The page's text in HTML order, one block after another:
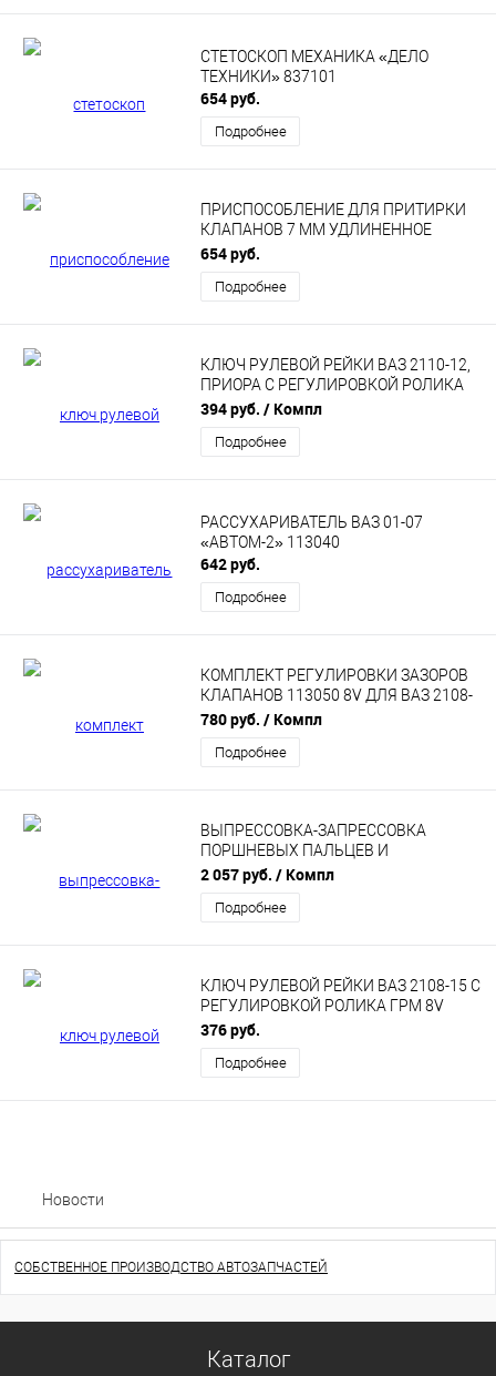
СТЕТОСКОП МЕХАНИКА «ДЕЛО
ТЕХНИКИ» 837101
654 руб.
Подробнее
ПРИСПОСОБЛЕНИЕ ДЛЯ ПРИТИРКИ
КЛАПАНОВ 7 ММ УДЛИНЕННОЕ
«АВТОМ-2» 113156
654 руб.
Подробнее
КЛЮЧ РУЛЕВОЙ РЕЙКИ ВАЗ 2110-12,
ПРИОРА С РЕГУЛИРОВКОЙ РОЛИКА
ГРМ 16V Р3013
394 руб. / Компл
Подробнее
РАССУХАРИВАТЕЛЬ ВАЗ 01-07
«АВТОМ-2» 113040
642 руб.
Подробнее
КОМПЛЕКТ РЕГУЛИРОВКИ ЗАЗОРОВ
КЛАПАНОВ 113050 8V ДЛЯ ВАЗ 2108-
15, 2110-12, ЛАДА КАЛИНА
780 руб. / Компл
Подробнее
ВЫПРЕССОВКА-ЗАПРЕССОВКА
ПОРШНЕВЫХ ПАЛЬЦЕВ И
НАПРАВЛЯЮЩИХ КЛАПАНОВ
«АВТОМ-2» 113134
2 057 руб. / Компл
Подробнее
КЛЮЧ РУЛЕВОЙ РЕЙКИ ВАЗ 2108-15 С
РЕГУЛИРОВКОЙ РОЛИКА ГРМ 8V
00366
376 руб.
Подробнее
Новости
СОБСТВЕННОЕ ПРОИЗВОДСТВО АВТОЗАПЧАСТЕЙ
Каталог